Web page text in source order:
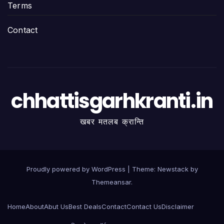
Terms
Contact
chhattisgarhkranti.in
खबर मतलब क्रान्ति
Proudly powered by WordPress Theme: Newstackby
Themeansar.
HomeAboutAbut UsBest DealsContactContact UsDisclaimer